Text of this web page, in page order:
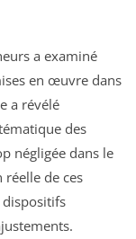
a examiné
en œuvre dans
a révélé
des
négligée dans le
réelle de ces